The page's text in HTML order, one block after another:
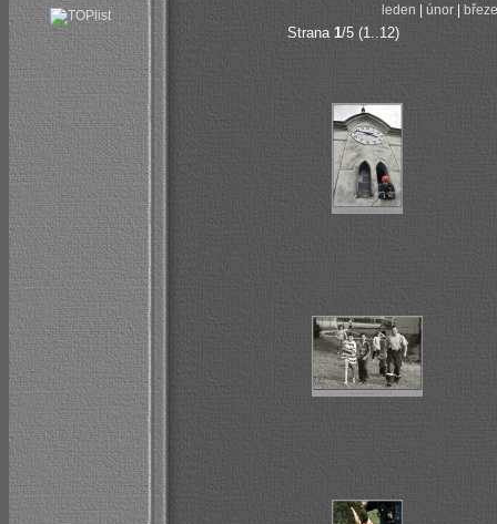
leden
únor
Strana 1/5 (1..12)